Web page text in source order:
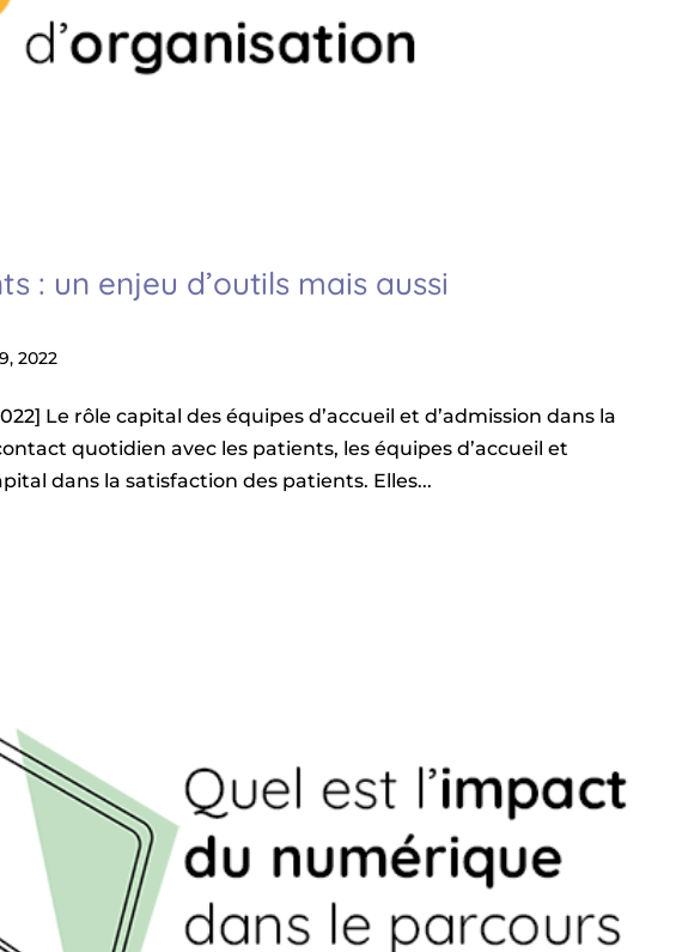
: un enjeu d’outils mais aussi
2022
Le rôle capital des équipes d’accueil et d’admission dans la
quotidien avec les patients, les équipes d’accueil et
dans la satisfaction des patients. Elles...